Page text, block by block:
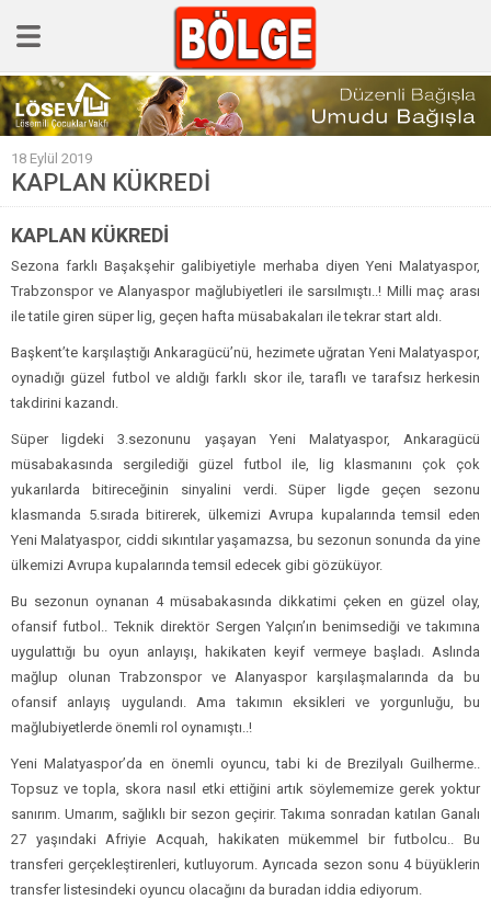
GÜNCEL
POLİTİKA
Polis & Adliye
SPOR
EKONOMİ
YAZARLAR
Sağlık & Yaşam
Kültür & Sanat
EĞİTİM
18 Eylül 2019
KAPLAN KÜKREDİ
KAPLAN KÜKREDİ
Sezona farklı Başakşehir galibiyetiyle merhaba diyen Yeni Malatyaspor,
Trabzonspor ve Alanyaspor mağlubiyetleri ile sarsılmıştı..! Milli maç arası
ile tatile giren süper lig, geçen hafta müsabakaları ile tekrar start aldı.
Başkent’te karşılaştığı Ankaragücü’nü, hezimete uğratan Yeni Malatyaspor,
oynadığı güzel futbol ve aldığı farklı skor ile, taraflı ve tarafsız herkesin
takdirini kazandı.
Süper ligdeki 3.sezonunu yaşayan Yeni Malatyaspor, Ankaragücü
müsabakasında sergilediği güzel futbol ile, lig klasmanını çok çok
yukarılarda bitireceğinin sinyalini verdi. Süper ligde geçen sezonu
klasmanda 5.sırada bitirerek, ülkemizi Avrupa kupalarında temsil eden
Yeni Malatyaspor, ciddi sıkıntılar yaşamazsa, bu sezonun sonunda da yine
ülkemizi Avrupa kupalarında temsil edecek gibi gözüküyor.
Bu sezonun oynanan 4 müsabakasında dikkatimi çeken en güzel olay,
ofansif futbol.. Teknik direktör Sergen Yalçın’ın benimsediği ve takımına
uygulattığı bu oyun anlayışı, hakikaten keyif vermeye başladı. Aslında
mağlup olunan Trabzonspor ve Alanyaspor karşılaşmalarında da bu
ofansif anlayış uygulandı. Ama takımın eksikleri ve yorgunluğu, bu
mağlubiyetlerde önemli rol oynamıştı..!
Yeni Malatyaspor’da en önemli oyuncu, tabi ki de Brezilyalı Guilherme..
Topsuz ve topla, skora nasıl etki ettiğini artık söylememize gerek yoktur
sanırım. Umarım, sağlıklı bir sezon geçirir. Takıma sonradan katılan Ganalı
27 yaşındaki Afriyie Acquah, hakikaten mükemmel bir futbolcu.. Bu
transferi gerçekleştirenleri, kutluyorum. Ayrıcada sezon sonu 4 büyüklerin
transfer listesindeki oyuncu olacağını da buradan iddia ediyorum.